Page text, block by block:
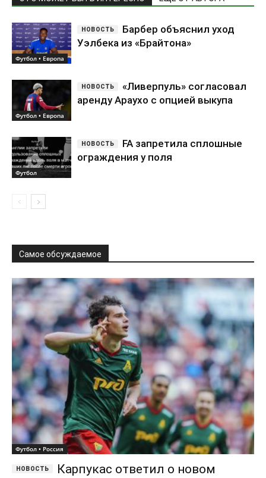
Футбол • Европа
Барбер объяснил уход
Уэлбека из «Брайтона»
Футбол • Европа
«Ливерпуль» согласовал
аренду Араухо с опцией выкупа
Футбол
FA запретила сплошные
ограждения у поля
Самое обсуждаемое
Футбол • Россия
Карпукас ответил о новом